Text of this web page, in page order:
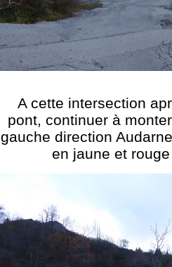
A cette intersection
pont, continuer à
gauche direction
en jaune et rouge